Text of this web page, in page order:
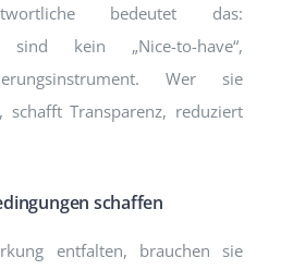
bedeutet das:
sind kein „Nice-to-have“,
Wer sie
schafft Transparenz, reduziert
schaffen
entfalten, brauchen sie